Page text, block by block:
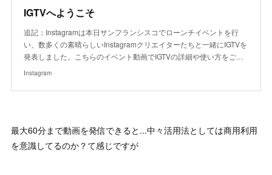
IGTVへようこそ
追記：Instagramは本日サンフランシスコでローンチイベントを行
い、数多くの素晴らしいInstagramクリエイターたちと一緒にIGTVを
発表しました。こちらのイベント動画でIGTVの詳細や使い方をご…
Instagram
最大60分まで動画を発信できると...中々活用法としては商用利用
を意識してるのか？て感じですが